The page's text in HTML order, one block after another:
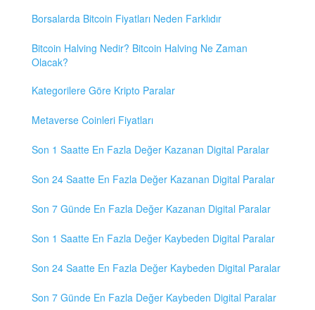
Borsalarda Bitcoin Fiyatları Neden Farklıdır
Bitcoin Halving Nedir? Bitcoin Halving Ne Zaman
Olacak?
Kategorilere Göre Kripto Paralar
Metaverse Coinleri Fiyatları
Son 1 Saatte En Fazla Değer Kazanan Digital Paralar
Son 24 Saatte En Fazla Değer Kazanan Digital Paralar
Son 7 Günde En Fazla Değer Kazanan Digital Paralar
Son 1 Saatte En Fazla Değer Kaybeden Digital Paralar
Son 24 Saatte En Fazla Değer Kaybeden Digital Paralar
Son 7 Günde En Fazla Değer Kaybeden Digital Paralar